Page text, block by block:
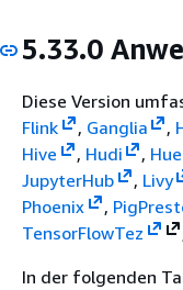
5.33.0
Diese Version
Flink
, Ganglia ,
Hive
, Hudi , Hue
JupyterHub
, Livy
Phoenix
, Pig
TensorFlowTez
In der folgenden